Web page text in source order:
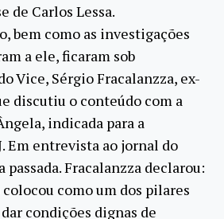
de Carlos Lessa.
bem como as investigações
a ele, ficaram sob
Vice, Sérgio Fracalanzza, ex-
discutiu o conteúdo com a
indicada para a
Em entrevista ao jornal do
Fracalanzza declarou:
colocou como um dos pilares
condições dignas de